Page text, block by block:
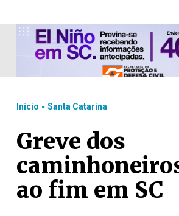
Início . Santa Catarina
Greve dos
ao fim em SC